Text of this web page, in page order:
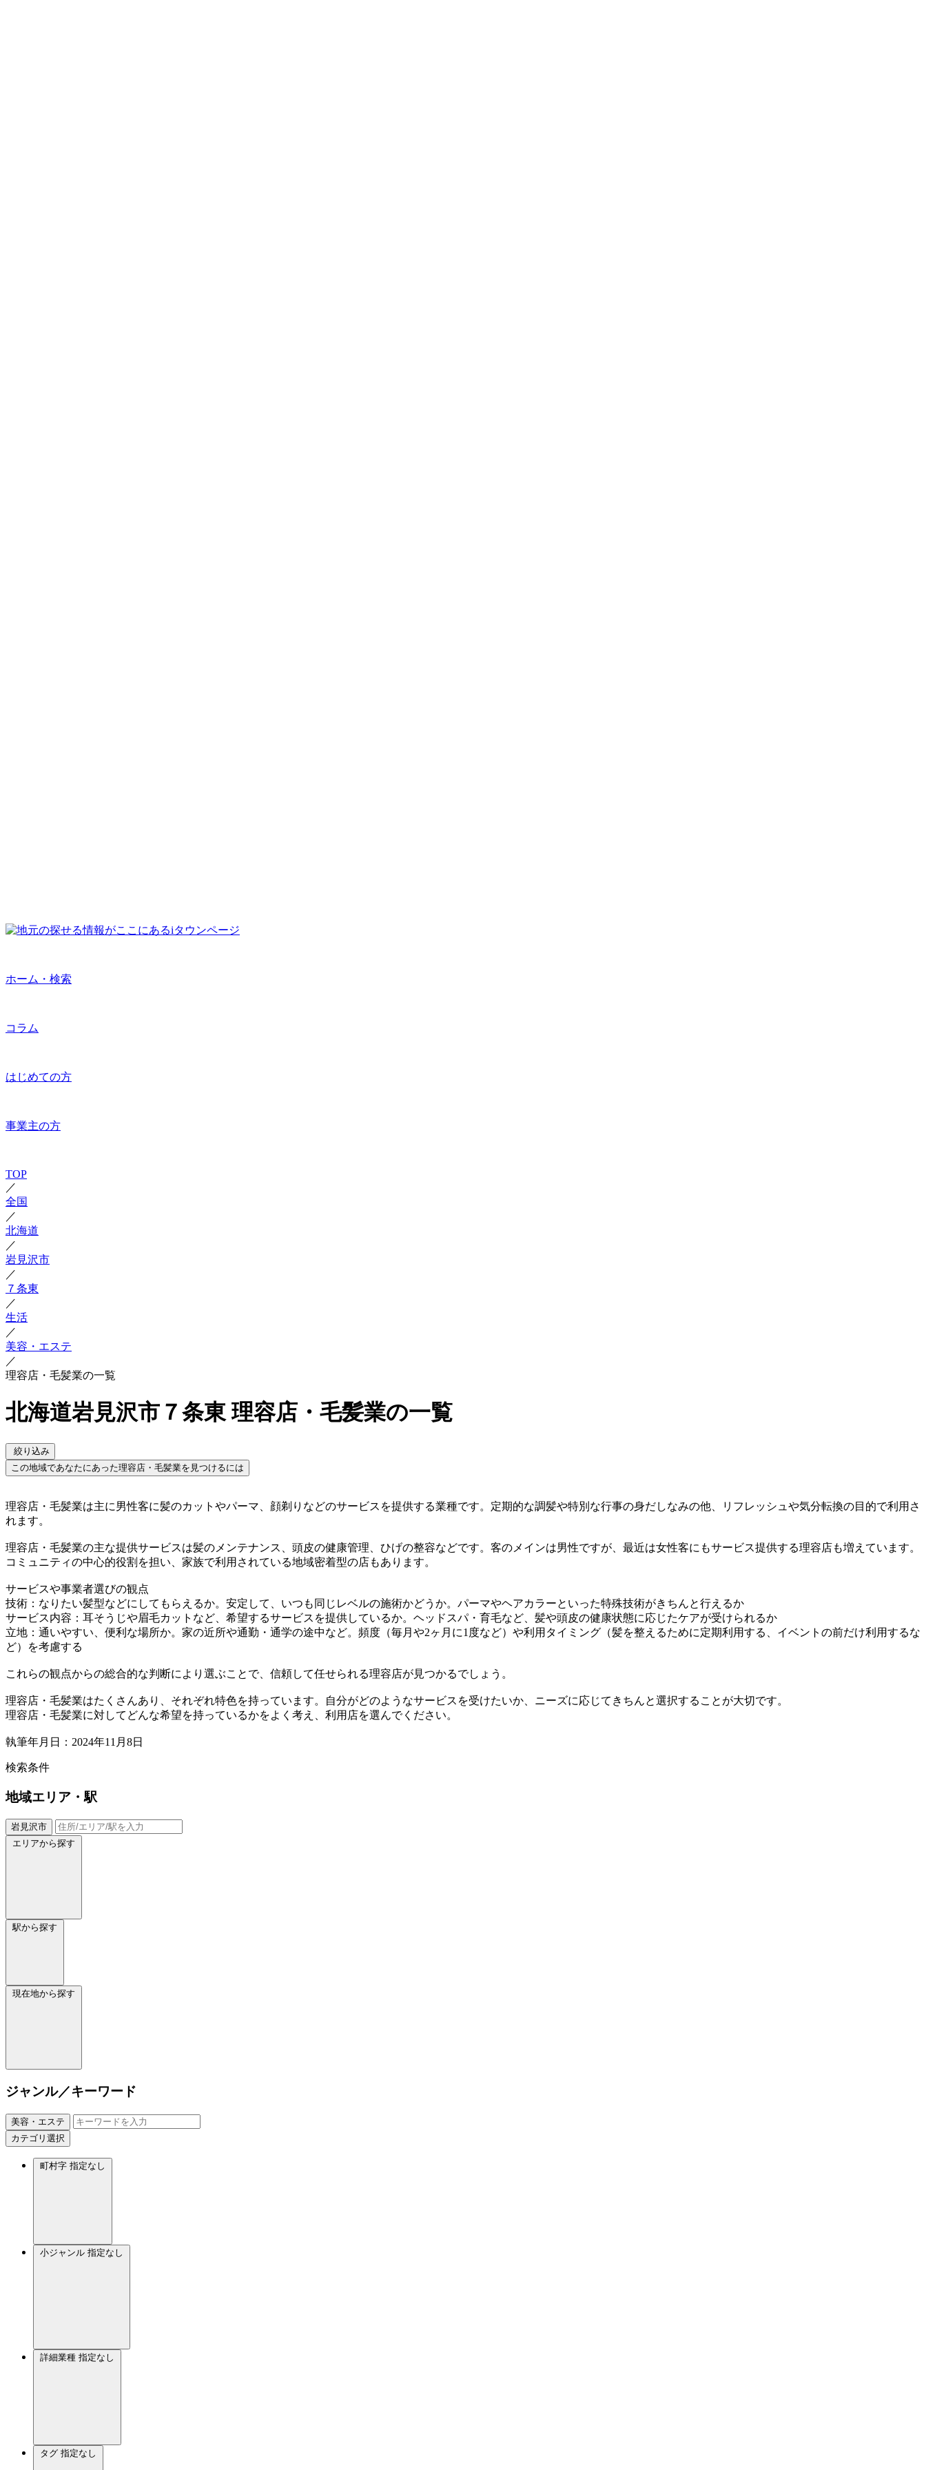
ホーム・検索
コラム
はじめての方
事業主の方
TOP
／
全国
／
北海道
／
岩見沢市
／
７条東
／
生活
／
美容・エステ
／
理容店・毛髪業の一覧
北海道岩見沢市７条東 理容店・毛髪業の一覧
絞り込み
この地域であなたにあった理容店・毛髪業を見つけるには
理容店・毛髪業は主に男性客に髪のカットやパーマ、顔剃りなどのサービスを提供する業種です。定期的な調髪や特別な行事の身だしなみの他、リフレッシュや気分転換の目的で利用さ
れます。
理容店・毛髪業の主な提供サービスは髪のメンテナンス、頭皮の健康管理、ひげの整容などです。客のメインは男性ですが、最近は女性客にもサービス提供する理容店も増えています。
コミュニティの中心的役割を担い、家族で利用されている地域密着型の店もあります。
サービスや事業者選びの観点
技術：なりたい髪型などにしてもらえるか。安定して、いつも同じレベルの施術かどうか。パーマやヘアカラーといった特殊技術がきちんと行えるか
サービス内容：耳そうじや眉毛カットなど、希望するサービスを提供しているか。ヘッドスパ・育毛など、髪や頭皮の健康状態に応じたケアが受けられるか
立地：通いやすい、便利な場所か。家の近所や通勤・通学の途中など。頻度（毎月や2ヶ月に1度など）や利用タイミング（髪を整えるために定期利用する、イベントの前だけ利用するな
ど）を考慮する
これらの観点からの総合的な判断により選ぶことで、信頼して任せられる理容店が見つかるでしょう。
理容店・毛髪業はたくさんあり、それぞれ特色を持っています。自分がどのようなサービスを受けたいか、ニーズに応じてきちんと選択することが大切です。
理容店・毛髪業に対してどんな希望を持っているかをよく考え、利用店を選んでください。
執筆年月日：2024年11月8日
検索条件
地域エリア・駅
岩見沢市
エリアから探す
駅から探す
現在地から探す
ジャンル／キーワード
美容・エステ
カテゴリ選択
町村字 指定なし
小ジャンル 指定なし
詳細業種 指定なし
タグ 指定なし